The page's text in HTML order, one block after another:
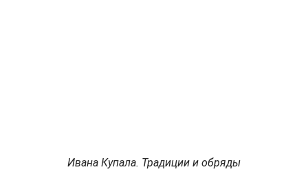
Ивана Купала. Традиции и обряды